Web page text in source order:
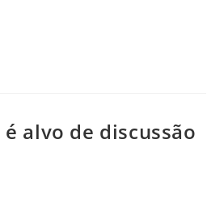
alvo de discussão